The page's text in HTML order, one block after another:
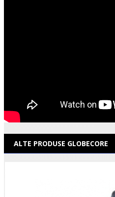
ALTE PRODUSE GLOBECORE